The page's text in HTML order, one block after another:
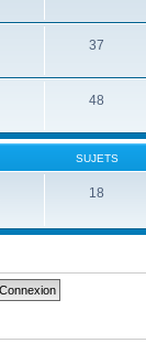
37
48
SUJETS
18